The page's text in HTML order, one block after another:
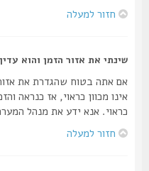
חזור למעלה
שינתי את אזור הזמן והוא עדין
אם אתה בטוח שהגדרת את אזור
אינו מכוון כראוי, אז כנראה
כראוי. אנא ידע את מנהל המערכת
חזור למעלה